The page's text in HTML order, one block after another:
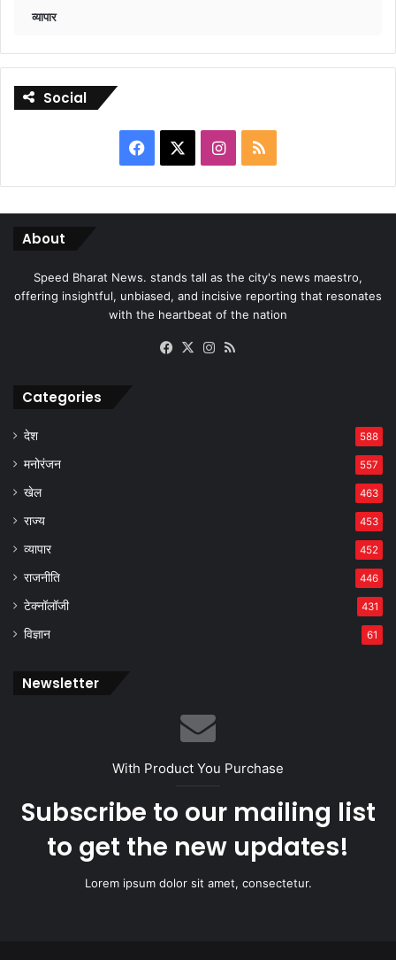
व्यापार
Social
Facebook Instagram
RSS
About
Speed Bharat News. stands tall as the city's news maestro,
offering insightful, unbiased, and incisive reporting that resonates
with the heartbeat of the nation
Facebook
X Instagram
Categories
देश 588
मनोरंजन 557
खेल 463
राज्य 453
व्यापार 452
राजनीति 446
टेक्नॉलॉजी 431
विज्ञान 61
Newsletter
With Product You Purchase
Subscribe to our mailing list
to get the new updates!
Lorem ipsum dolor sit amet, consectetur.